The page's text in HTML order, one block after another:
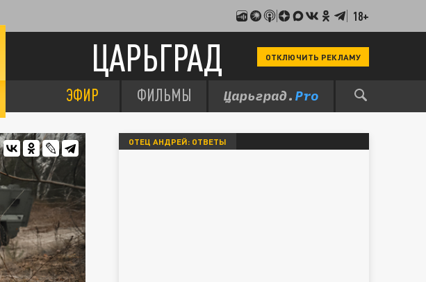
18+
ЦАРЬГРАД ОТКЛЮЧИТЬ РЕКЛАМУ
ЭФИР ФИЛЬМЫ
ОТЕЦ АНДРЕЙ: ОТВЕТЫ